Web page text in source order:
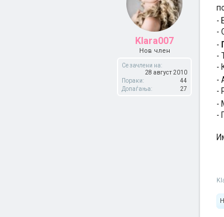
Klara007
Нов член
Се зачлени на:
28 август 2010
Пораки:
44
Допаѓања:
27
-
-
-
-
-
-
-
-
-